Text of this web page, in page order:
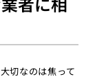
切なのは焦って